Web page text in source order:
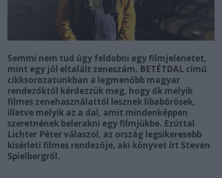
Semmi nem tud úgy feldobni egy filmjelenetet,
mint egy jól eltalált zeneszám. BETÉTDAL című
cikksorozatunkban a legmenőbb magyar
rendezőktől kérdezzük meg, hogy ők melyik
filmes zenehasználattól lesznek libabőrösek,
illetve melyik az a dal, amit mindenképpen
szeretnének belerakni egy filmjükbe. Ezúttal
Lichter Péter válaszol, az ország legsikeresebb
kísérleti filmes rendezője, aki könyvet írt Steven
Spielbergről.